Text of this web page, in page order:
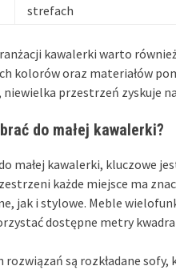
strefach
kawalerki warto
kolorów oraz materiałów
przestrzeń zyskuje
do małej kawalerki?
małej kawalerki, kluczowe
każde miejsce ma
jak i stylowe. Meble
dostępne metry
rozwiązań są rozkładane